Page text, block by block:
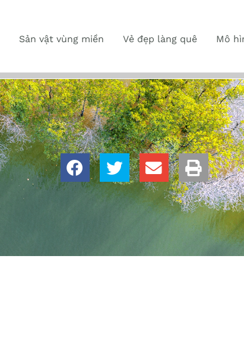
Sản vật vùng miền Vẻ đẹp làng quê Mô